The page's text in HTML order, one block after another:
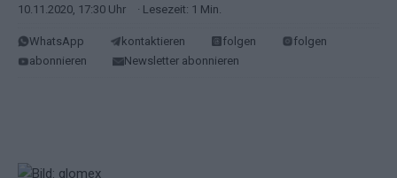
10.11.2020, 17:30 Uhr
· Lesezeit: 1 Min.
WhatsApp kontaktieren folgen
folgen
abonnieren
Newsletter abonnieren